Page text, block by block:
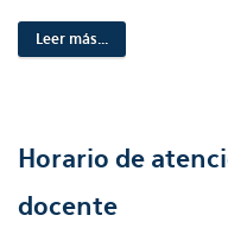
Leer más...
Horario de
docente